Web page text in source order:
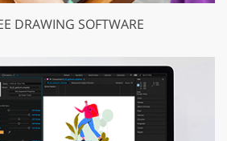
DRAWING SOFTWARE